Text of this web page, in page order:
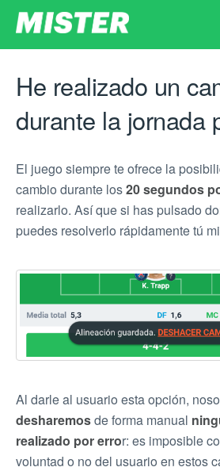
Inicio
Dudas por tema
Contacto
He realizado un
durante la jornada
El juego siempre te ofrece la
cambio durante los20 segundos
realizarlo. Así que si has pulsado
puedes resolverlo rápidamente tú
Al darle al usuario esta opción,
desharemosde forma manual
realizado por error: es imposible
voluntad o no del usuario en estos